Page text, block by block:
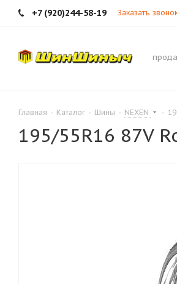
+7 (920)244-58-19 Заказать
Главная - Каталог - Шины - NEXEN -
195/55R16 87V